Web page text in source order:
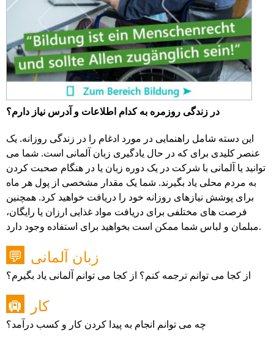
در زندگی روزمره به کدام اطلاعات و آدرس نیاز دارم؟
این دسته شامل راهنمایی در مورد ادغام را در زندگی روزانه. یک
عنصر کلیدی برای که در حال یادگیری زبان آلمانی است. شما می
توانید یا آلمانی با شرکت در یک دوره زبان یا در هنگام صحبت کردن
به مردم محلی یاد بگیرند. شما یک مقدار مشخصی از پول هر ماه
برای پوشش نیازهای روزانه خود را دریافت خواهید کرد. همچنین
فرصت های مختلفی برای دریافت مواد غذایی ارزان یا رایگان،
مبلمان و لباس شما ممکن است بخواهید برای استفاده وجود دارد.
💬 زبان آلمانی
از کجا می توانم ترجمه کنم؟ از کجا می توانم آلمانی یاد بگیرم؟
🛄 کار
چه می توانم انجام به پیدا کردن کار و کسب درآمد؟